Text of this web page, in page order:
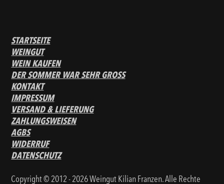
STARTSEITE
WEINGUT
WEIN KAUFEN
DER SOMMER WAR SEHR GROSS
KONTAKT
IMPRESSUM
VERSAND & LIEFERUNG
ZAHLUNGSWEISEN
AGBS
WIDERRUF
DATENSCHUTZ
Copyright © 2012 - 2026 Weingut Kilian Franzen. Alle Rechte